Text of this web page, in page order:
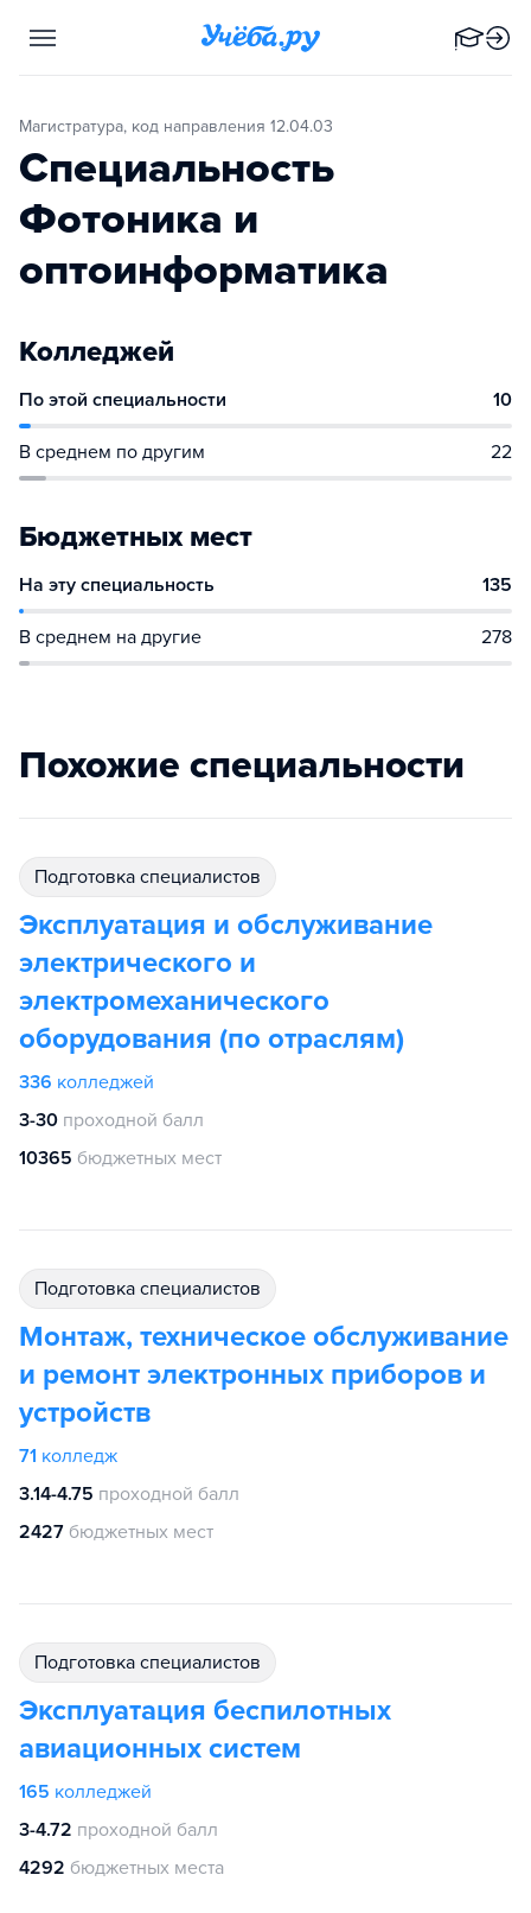
Магистратура, код направления 12.04.03
Специальность
Фотоника и
оптоинформатика
Колледжей
По этой специальности 10
В среднем по другим 22
Бюджетных мест
На эту специальность 135
В среднем на другие 278
Похожие специальности
подготовка специалистов
Эксплуатация и обслуживание
электрического и
электромеханического
оборудования (по отраслям)
336 колледжей
3-30 проходной балл
10365 бюджетных мест
подготовка специалистов
Монтаж, техническое обслуживание
и ремонт электронных приборов и
устройств
71 колледж
3.14-4.75 проходной балл
2427 бюджетных мест
подготовка специалистов
Эксплуатация беспилотных
авиационных систем
165 колледжей
3-4.72 проходной балл
4292 бюджетных места